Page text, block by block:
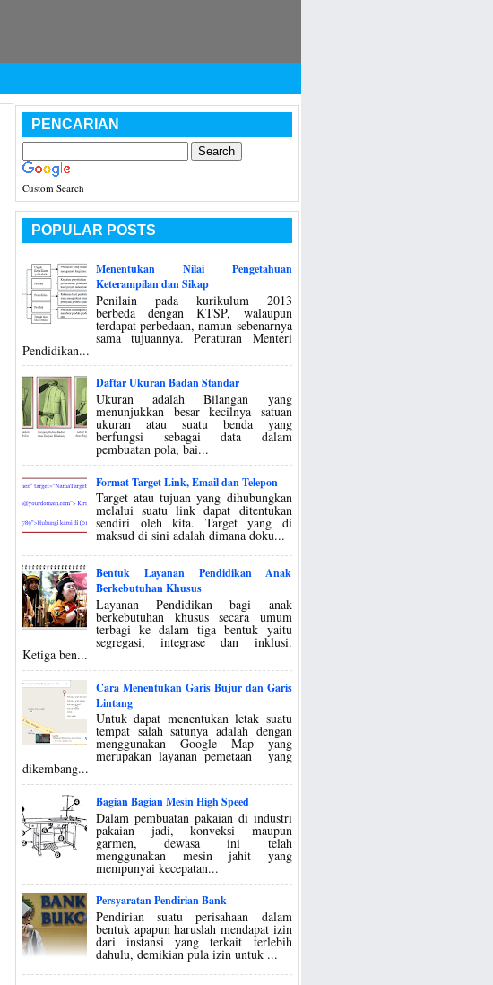
PENCARIAN
Custom Search
POPULAR POSTS
Menentukan Nilai Pengetahuan
Keterampilan dan Sikap
Penilain pada kurikulum 2013
berbeda dengan KTSP, walaupun
terdapat perbedaan, namun sebenarnya
sama tujuannya. Peraturan Menteri
Pendidikan...
Daftar Ukuran Badan Standar
Ukuran adalah Bilangan yang
menunjukkan besar kecilnya satuan
ukuran atau suatu benda yang
berfungsi sebagai data dalam
pembuatan pola, bai...
Format Target Link, Email dan Telepon
Target atau tujuan yang dihubungkan
melalui suatu link dapat ditentukan
sendiri oleh kita. Target yang di
maksud di sini adalah dimana doku...
Bentuk Layanan Pendidikan Anak
Berkebutuhan Khusus
Layanan Pendidikan bagi anak
berkebutuhan khusus secara umum
terbagi ke dalam tiga bentuk yaitu
segregasi, integrase dan inklusi.
Ketiga ben...
Cara Menentukan Garis Bujur dan Garis
Lintang
Untuk dapat menentukan letak suatu
tempat salah satunya adalah dengan
menggunakan Google Map yang
merupakan layanan pemetaan yang
dikembang...
Bagian Bagian Mesin High Speed
Dalam pembuatan pakaian di industri
pakaian jadi, konveksi maupun
garmen, dewasa ini telah
menggunakan mesin jahit yang
mempunyai kecepatan...
Persyaratan Pendirian Bank
Pendirian suatu perisahaan dalam
bentuk apapun haruslah mendapat izin
dari instansi yang terkait terlebih
dahulu, demikian pula izin untuk ...